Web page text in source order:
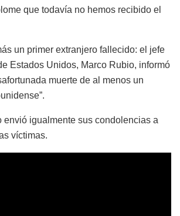
que todavía no hemos recibido el
un primer extranjero fallecido: el jefe
Estados Unidos, Marco Rubio, informó
muerte de al menos un
envió igualmente sus condolencias a
víctimas.